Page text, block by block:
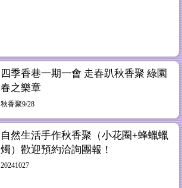
四季香巷一期一會 走春趴秋香聚 綠園
春之樂章
秋香聚9/28
自然生活手作秋香聚（小花圈+蜂蠟蠟
燭）歡迎預約洽詢團報！
20241027